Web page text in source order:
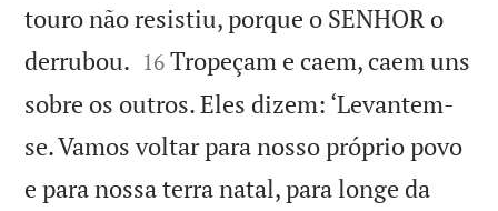
touro não resistiu, porque o SENHOR o
derrubou. 

16 Tropeçam e caem, caem uns
sobre os outros. Eles dizem: ‘Levantem-
se. Vamos voltar para nosso próprio povo
e para nossa terra natal, para longe da